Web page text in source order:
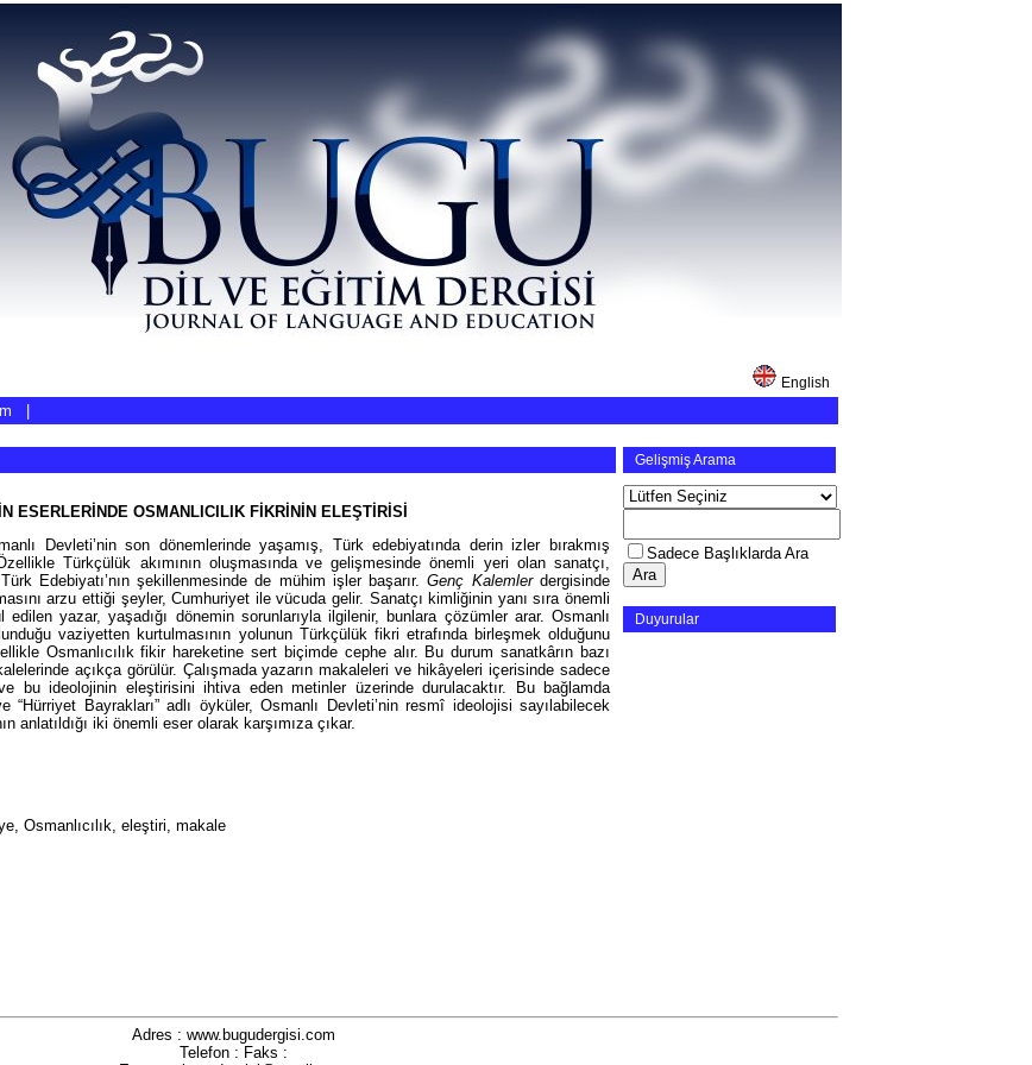
English
ESERLERİNDE OSMANLICILIK FİKRİNİN ELEŞTİRİSİ
Devleti’nin son dönemlerinde yaşamış, Türk edebiyatında derin izler bırakmış
Türkçülük akımının oluşmasında ve gelişmesinde önemli yeri olan sanatçı,
Edebiyatı’nın şekillenmesinde de mühim işler başarır.Genç Kalemlerdergisinde
arzu ettiği şeyler, Cumhuriyet ile vücuda gelir. Sanatçı kimliğinin yanı sıra önemli
edilen yazar, yaşadığı dönemin sorunlarıyla ilgilenir, bunlara çözümler arar. Osmanlı
vaziyetten kurtulmasının yolunun Türkçülük fikri etrafında birleşmek olduğunu
Osmanlıcılık fikir hareketine sert biçimde cephe alır. Bu durum sanatkârın bazı
açıkça görülür. Çalışmada yazarın makaleleri ve hikâyeleri içerisinde sadece
bu ideolojinin eleştirisini ihtiva eden metinler üzerinde durulacaktır. Bu bağlamda
“Hürriyet Bayrakları” adlı öyküler, Osmanlı Devleti’nin resmî ideolojisi sayılabilecek
anlatıldığı iki önemli eser olarak karşımıza çıkar.
Osmanlıcılık, eleştiri, makale
Gelişmiş Arama
Sadece Başlıklarda Ara
Duyurular
Adres : www.bugudergisi.com
Telefon : Faks :